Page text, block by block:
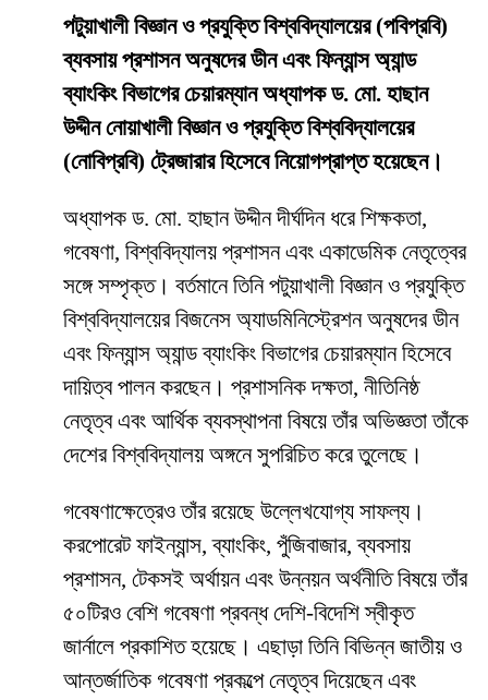
পটুয়াখালী বিজ্ঞান ও প্রযুক্তি বিশ্ববিদ্যালয়ের (পবিপ্রবি)
ব্যবসায় প্রশাসন অনুষদের ডীন এবং ফিন্যান্স অ্যান্ড
ব্যাংকিং বিভাগের চেয়ারম্যান অধ্যাপক ড. মো. হাছান
উদ্দীন নোয়াখালী বিজ্ঞান ও প্রযুক্তি বিশ্ববিদ্যালয়ের
(নোবিপ্রবি) ট্রেজারার হিসেবে নিয়োগপ্রাপ্ত হয়েছেন।
অধ্যাপক ড. মো. হাছান উদ্দীন দীর্ঘদিন ধরে শিক্ষকতা,
গবেষণা, বিশ্ববিদ্যালয় প্রশাসন এবং একাডেমিক নেতৃত্বের
সঙ্গে সম্পৃক্ত। বর্তমানে তিনি পটুয়াখালী বিজ্ঞান ও প্রযুক্তি
বিশ্ববিদ্যালয়ের বিজনেস অ্যাডমিনিস্ট্রেশন অনুষদের ডীন
এবং ফিন্যান্স অ্যান্ড ব্যাংকিং বিভাগের চেয়ারম্যান হিসেবে
দায়িত্ব পালন করছেন। প্রশাসনিক দক্ষতা, নীতিনিষ্ঠ
নেতৃত্ব এবং আর্থিক ব্যবস্থাপনা বিষয়ে তাঁর অভিজ্ঞতা তাঁকে
দেশের বিশ্ববিদ্যালয় অঙ্গনে সুপরিচিত করে তুলেছে।
গবেষণাক্ষেত্রেও তাঁর রয়েছে উল্লেখযোগ্য সাফল্য।
করপোরেট ফাইন্যান্স, ব্যাংকিং, পুঁজিবাজার, ব্যবসায়
প্রশাসন, টেকসই অর্থায়ন এবং উন্নয়ন অর্থনীতি বিষয়ে তাঁর
৫০টিরও বেশি গবেষণা প্রবন্ধ দেশি-বিদেশি স্বীকৃত
জার্নালে প্রকাশিত হয়েছে। এছাড়া তিনি বিভিন্ন জাতীয় ও
আন্তর্জাতিক গবেষণা প্রকল্পে নেতৃত্ব দিয়েছেন এবং